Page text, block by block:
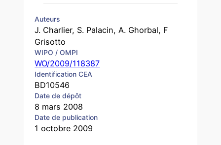
Auteurs
J. Charlier, S. Palacin, A. Ghorbal, F
Grisotto
WIPO / OMPI
WO/2009/118387
Identification CEA
BD10546
Date de dépôt
8 mars 2008
Date de publication
1 octobre 2009